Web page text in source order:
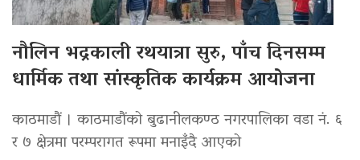
नौलिन भद्रकाली रथयात्रा सुरु, पाँच दिनसम्म
धार्मिक तथा सांस्कृतिक कार्यक्रम आयोजना
काठमाडौं । काठमाडौंको बुढानीलकण्ठ नगरपालिका वडा नं. ६
र ७ क्षेत्रमा परम्परागत रूपमा मनाइँदै आएको